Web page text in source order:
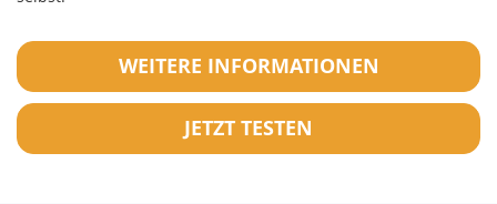
WEITERE INFORMATIONEN
JETZT TESTEN